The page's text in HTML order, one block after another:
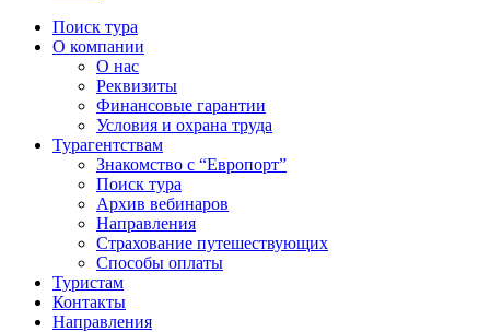
Поиск тура
О компании
О нас
Реквизиты
Финансовые гарантии
Условия и охрана труда
Турагентствам
Знакомство с “Европорт”
Поиск тура
Архив вебинаров
Направления
Страхование путешествующих
Способы оплаты
Туристам
Контакты
Направления